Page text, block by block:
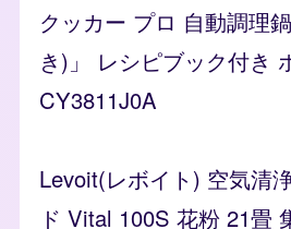
クッカー プロ 自動調理
き)」 レシピブック付き
CY3811J0A
Levoit(レボイト) 空気清
ド Vital 100S 花粉 21畳